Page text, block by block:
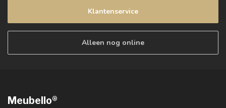
Klantenservice
Alleen nog online
Meubello®